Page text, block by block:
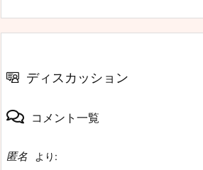
ディスカッション
コメント一覧
匿名
より: